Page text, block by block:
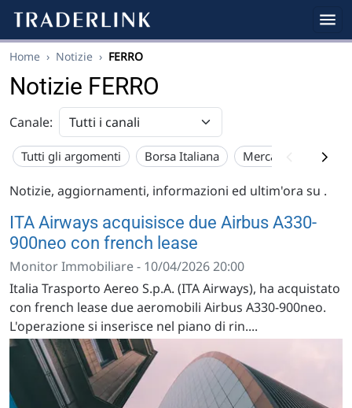
Home › Notizie › FERRO
Notizie FERRO
Canale:
Tutti gli argomenti Borsa Italiana Mercato USA
Notizie, aggiornamenti, informazioni ed ultim'ora su .
ITA Airways acquisisce due Airbus A330-
900neo con french lease
Monitor Immobiliare - 10/04/2026 20:00
Italia Trasporto Aereo S.p.A. (ITA Airways), ha acquistato
con french lease due aeromobili Airbus A330-900neo.
L'operazione si inserisce nel piano di rin....